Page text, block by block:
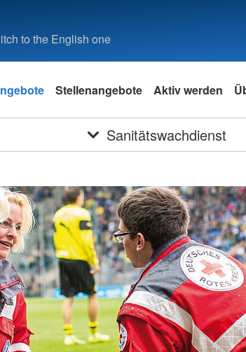
to the English one
Stellenangebote Aktiv werden
Sanitätswachdienst